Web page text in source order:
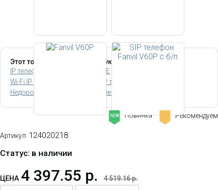
Этот товар относится к следующим категориям:
IP телефоны с поддержкой POE
Wi-Fi IP телефоны
Офисные IP телефоны
Недорогие IP телефоны
IP телефоны для секретаря
NEW Новинка Рекомендуем
Артикул: 124020218
Статус: в наличии
ЦЕНА 4 397.55 р. 4 519.16 р.